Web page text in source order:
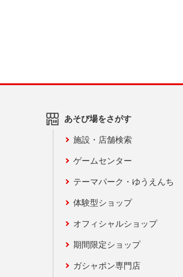
あそび場をさがす
施設・店舗検索
ゲームセンター
テーマパーク・ゆうえんち
体験型ショップ
オフィシャルショップ
期間限定ショップ
ガシャポン専門店